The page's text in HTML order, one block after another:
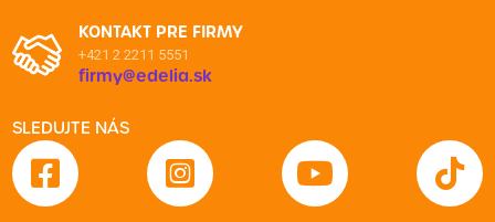
KONTAKT PRE FIRMY
+421 2 2211 5551
firmy@edelia.sk
SLEDUJTE NÁS